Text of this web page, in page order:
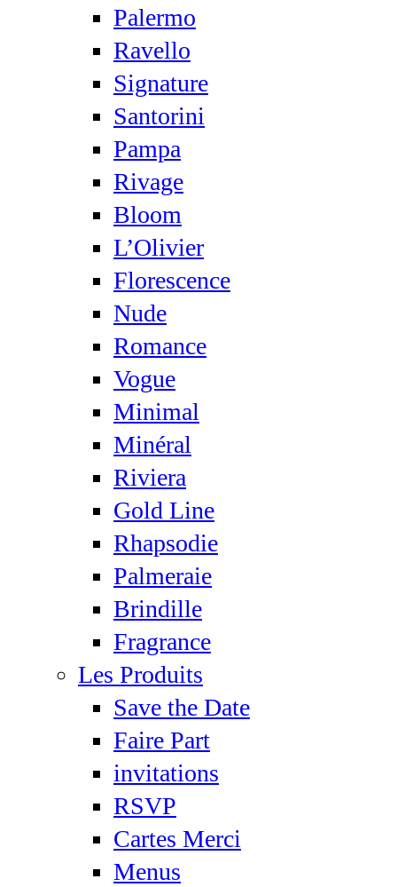
Palermo
Ravello
Signature
Santorini
Pampa
Rivage
Bloom
L’Olivier
Florescence
Nude
Romance
Vogue
Minimal
Minéral
Riviera
Gold Line
Rhapsodie
Palmeraie
Brindille
Fragrance
Les Produits
Save the Date
Faire Part
invitations
RSVP
Cartes Merci
Menus